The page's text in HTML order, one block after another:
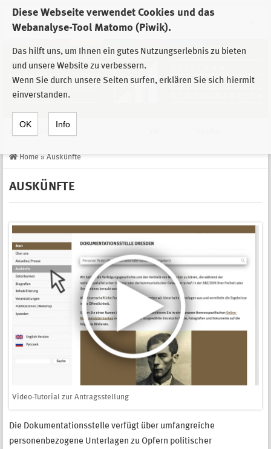
Diese Webseite verwendet Cookies und das
Webanalyse-Tool Matomo (Piwik).
Das hilft uns, um Ihnen ein gutes Nutzungserlebnis zu bieten
und unsere Website zu verbessern.
Wenn Sie durch unsere Seiten surfen, erklären Sie sich hiermit
einverstanden.
OK Info
Zur Auswahl der Einrichtungen der
Stiftung Sächsische Gedenkstätten
Home » Auskünfte
AUSKÜNFTE
Video-Tutorial zur Antragsstellung
Die Dokumentationsstelle verfügt über umfangreiche
personenbezogene Unterlagen zu Opfern politischer